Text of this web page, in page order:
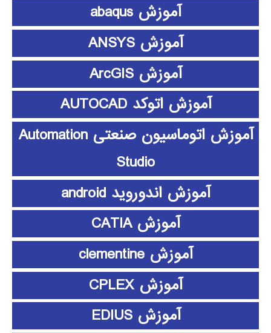
آموزش abaqus
آموزش ANSYS
آموزش ArcGIS
آموزش اتوکد AUTOCAD
آموزش اتوماسیون صنعتی Automation
Studio
آموزش اندوروید android
آموزش CATIA
آموزش clementine
آموزش CPLEX
آموزش EDIUS